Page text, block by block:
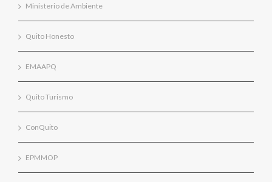
Ministerio de Ambiente
Quito Honesto
EMAAPQ
Quito Turismo
ConQuito
EPMMOP